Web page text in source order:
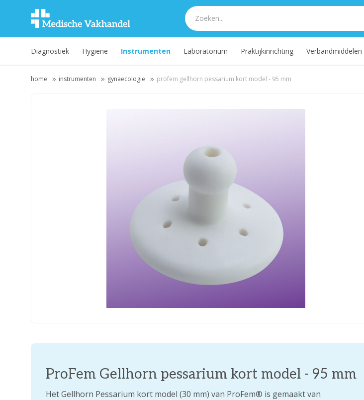
Diagnostiek Hygiëne Instrumenten Laboratorium Praktijkinrichting Verbandmiddelen
home instrumenten gynaecologie profem gellhorn pessarium kort model - 95 mm
ProFem Gellhorn pessarium kort model - 95 mm
Het Gellhorn Pessarium kort model (30 mm) van ProFem® is gemaakt van